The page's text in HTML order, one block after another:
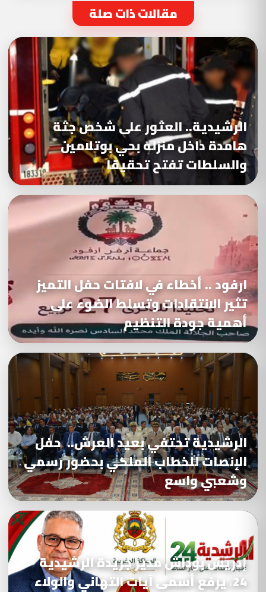
مقالات ذات صلة
الرشيدية.. العثور على شخص جثة
هامدة داخل منزله بحي بوتلامين
والسلطات تفتح تحقيقا
ارفود .. أخطاء في لافتات حفل التميز
تثير الانتقادات وتسلط الضوء على
أهمية جودة التنظيم
الرشيدية تحتفي بعيد العرش.. حفل
الإنصات للخطاب الملكي بحضور رسمي
وشعبي واسع
إدريس بوداش مدير جريدة الرشيدية
24، يرفع أسمى آيات التهاني والولاء